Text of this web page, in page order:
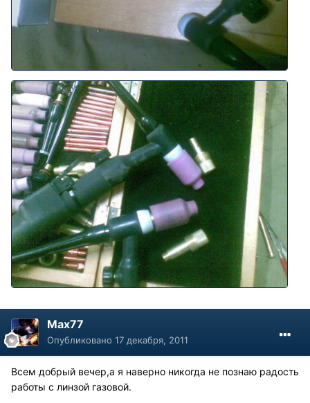
Max77
Опубликовано 17 декабря, 2011
Всем добрый вечер,а я наверно никогда не познаю радость
работы с линзой газовой.